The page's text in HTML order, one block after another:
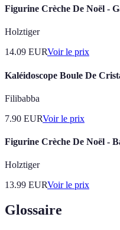
Figurine Crèche De Noël -
Holztiger
14.09 EURVoir le prix
Kaléidoscope Boule De
Filibabba
7.90 EURVoir le prix
Figurine Crèche De Noël -
Holztiger
13.99 EURVoir le prix
Glossaire